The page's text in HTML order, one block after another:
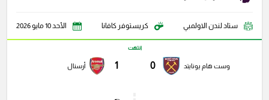
ستاد لندن الاولمبي كريستوفر كافانا الأحد 10 مايو 2026
وست هام يونايتد 0
انتهت
1 أرسنال